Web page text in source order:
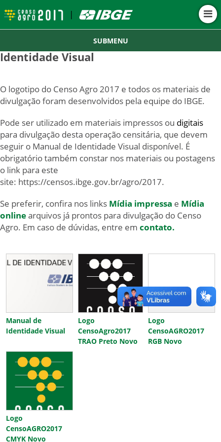
|
SUBMENU
Identidade Visual
O logotipo do Censo Agro 2017 e todos os materiais de
divulgação foram desenvolvidos pela equipe do IBGE.
Pode ser utilizado em materiais impressos ou digitais
para divulgação desta operação censitária, que devem
seguir o Manual de Identidade Visual disponível. É
obrigatório também constar nos materiais ou postagens
o link para este
site: https://censos.ibge.gov.br/agro/2017.
Se preferir, confira nos links Mídia impressa e Mídia
onlinearquivos já prontos para divulgação do Censo
Agro. Em caso de dúvidas, entre em contato.
Manual de
Identidade Visual
Logo
CensoAgro2017
TRAO Preto Novo
Logo
CensoAGRO2017
RGB Novo
Logo
CensoAGRO2017
CMYK Novo